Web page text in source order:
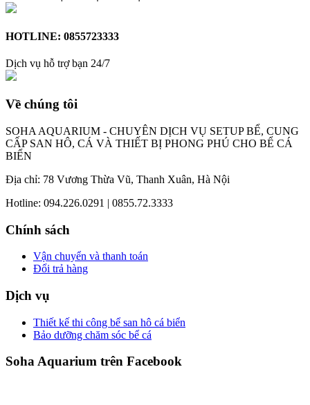
HOTLINE: 0855723333
Dịch vụ hỗ trợ bạn 24/7
Về chúng tôi
SOHA AQUARIUM - CHUYÊN DỊCH VỤ SETUP BỂ, CUNG
CẤP SAN HÔ, CÁ VÀ THIẾT BỊ PHONG PHÚ CHO BỂ CÁ
BIỂN
Địa chỉ: 78 Vương Thừa Vũ, Thanh Xuân, Hà Nội
Hotline: 094.226.0291 | 0855.72.3333
Chính sách
Vận chuyển và thanh toán
Đổi trả hàng
Dịch vụ
Thiết kế thi công bể san hô cá biển
Bảo dưỡng chăm sóc bể cá
Soha Aquarium trên Facebook